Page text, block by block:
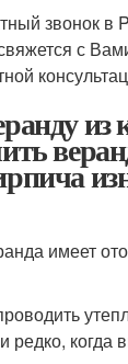
звонок в
с
из
имеет
редко, когда